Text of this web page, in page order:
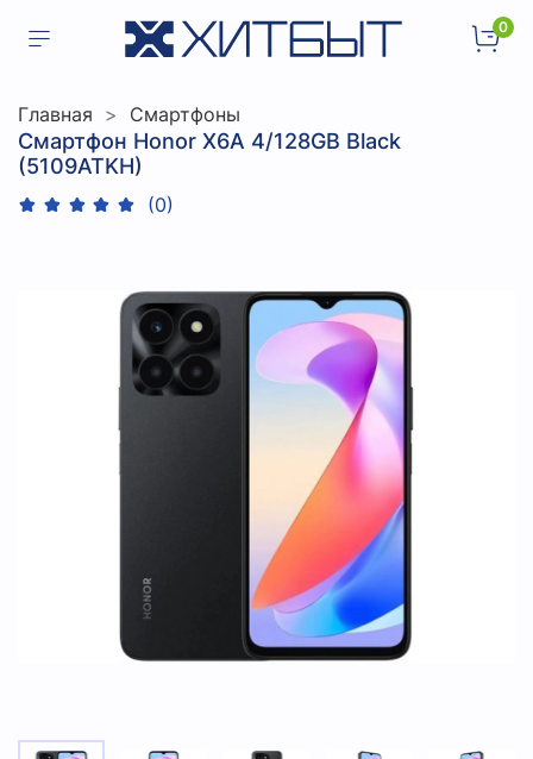
0
Главная Смартфоны
Смартфон Honor X6A 4/128GB Black
(5109ATKH)
(0)